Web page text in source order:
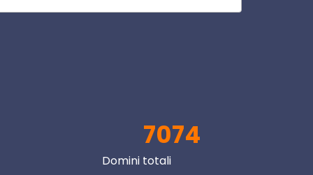
7074
Domini totali